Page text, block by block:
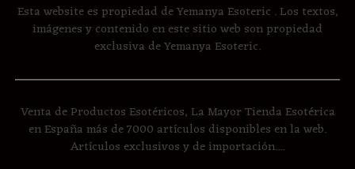
Esta website es propiedad de Yemanya Esoteric . Los textos,
imágenes y contenido en este sitio web son propiedad
exclusiva de Yemanya Esoteric.
Venta de Productos Esotéricos, La Mayor Tienda Esotérica
en España más de 7000 artículos disponibles en la web.
Artículos exclusivos y de importación....